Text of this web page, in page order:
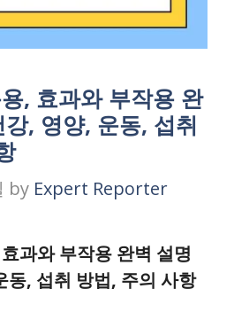
, 효과와 부작용 완
, 영양, 운동, 섭취
by Expert Reporter
과와 부작용 완벽 설명
, 섭취 방법, 주의 사항